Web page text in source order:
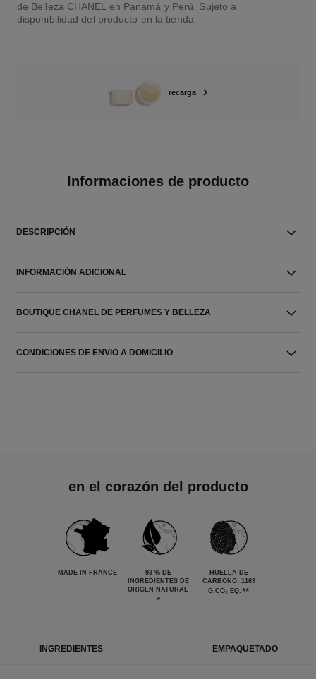
de Belleza CHANEL en Panamá y Perú. Sujeto a
disponibilidad del producto en la tienda
recarga
Informaciones de producto
DESCRIPCIÓN
INFORMACIÓN ADICIONAL
BOUTIQUE CHANEL DE PERFUMES Y BELLEZA
CONDICIONES DE ENVIO A DOMICILIO
en el corazón del producto
MADE IN FRANCE
93 % DE
INGREDIENTES DE
ORIGEN NATURAL
*
HUELLA DE
CARBONO: 1169
G.CO₂ EQ. **
INGREDIENTES EMPAQUETADO